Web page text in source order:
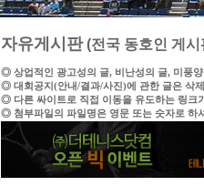
자유게시판(전국 동호인 게시
◎ 상업적인 광고성의 글, 비난성의 글, 미풍
◎ 대회공지(안내/결과/사진)에 관한 글은 삭
◎ 다른 싸이트로 직접 이동을 유도하는 링크
◎ 첨부파일의 파일명은 영문 또는 숫자로 하